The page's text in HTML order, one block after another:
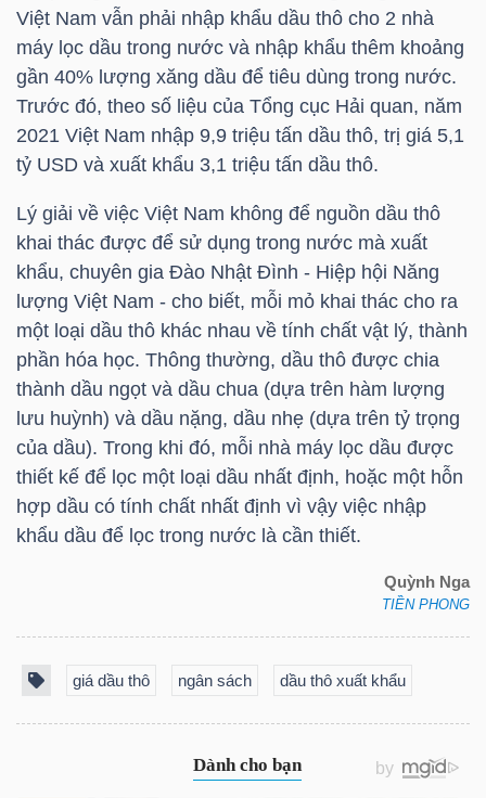
Việt Nam vẫn phải nhập khẩu dầu thô cho 2 nhà
máy lọc dầu trong nước và nhập khẩu thêm khoảng
gần 40% lượng xăng dầu để tiêu dùng trong nước.
Trước đó, theo số liệu của Tổng cục Hải quan, năm
2021 Việt Nam nhập 9,9 triệu tấn dầu thô, trị giá 5,1
tỷ USD và xuất khẩu 3,1 triệu tấn dầu thô.
Lý giải về việc Việt Nam không để nguồn dầu thô
khai thác được để sử dụng trong nước mà xuất
khẩu, chuyên gia Đào Nhật Đình - Hiệp hội Năng
lượng Việt Nam - cho biết, mỗi mỏ khai thác cho ra
một loại dầu thô khác nhau về tính chất vật lý, thành
phần hóa học. Thông thường, dầu thô được chia
thành dầu ngọt và dầu chua (dựa trên hàm lượng
lưu huỳnh) và dầu nặng, dầu nhẹ (dựa trên tỷ trọng
của dầu). Trong khi đó, mỗi nhà máy lọc dầu được
thiết kế để lọc một loại dầu nhất định, hoặc một hỗn
hợp dầu có tính chất nhất định vì vậy việc nhập
khẩu dầu để lọc trong nước là cần thiết.
Quỳnh Nga
TIỀN PHONG
giá dầu thô ngân sách dầu thô xuất khẩu
PHÂN
TÍCH
VIETSTOCKFINANCE
VĨ
NGÀNH